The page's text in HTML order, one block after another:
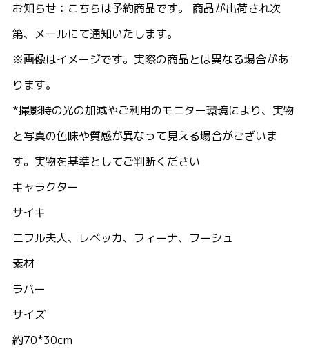
お知らせ：こちらは予約商品です。 商品が出荷され次
第、メールにて通知いたします。
※画像はイメージです。実際の商品とは異なる場合があ
ります。
*撮影時の光の加減やご利用のモニター環境により、実物
と写真の色味や質感が異なって見える場合がございま
す。実物を基準としてご判断ください
キャラクター
サイキ
ニフル夫人、レベッカ、フィーナ、フーシュ
素材
ラバー
サイズ
約70*30cm